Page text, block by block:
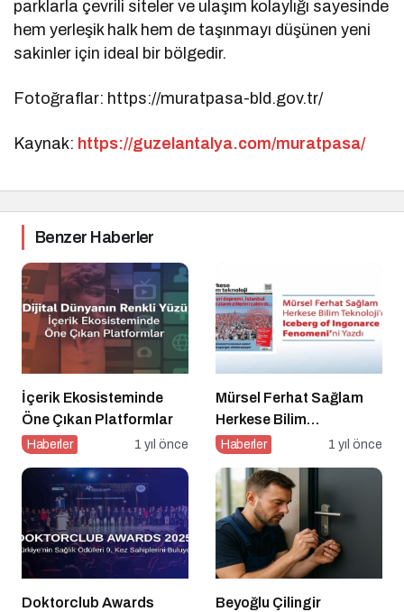
parklarla çevrili siteler ve ulaşım kolaylığı sayesinde
hem yerleşik halk hem de taşınmayı düşünen yeni
sakinler için ideal bir bölgedir.
Fotoğraflar: https://muratpasa-bld.gov.tr/
Kaynak: https://guzelantalya.com/muratpasa/
Benzer Haberler
İçerik Ekosisteminde
Öne Çıkan Platformlar
Haberler 1 yıl önce
Mürsel Ferhat Sağlam
Herkese Bilim
Teknoloji’de “Iceberg of
Yazdı
Haberler 1 yıl önce
Doktorclub Awards
Beyoğlu Çilingir